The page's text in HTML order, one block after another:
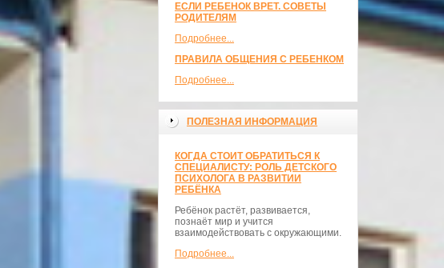
ЕСЛИ РЕБЕНОК ВРЕТ. СОВЕТЫ
РОДИТЕЛЯМ
Подробнее...
ПРАВИЛА ОБЩЕНИЯ С РЕБЕНКОМ
Подробнее...
ПОЛЕЗНАЯ ИНФОРМАЦИЯ
КОГДА СТОИТ ОБРАТИТЬСЯ К
СПЕЦИАЛИСТУ: РОЛЬ ДЕТСКОГО
ПСИХОЛОГА В РАЗВИТИИ
РЕБЁНКА
Ребёнок растёт, развивается,
познаёт мир и учится
взаимодействовать с окружающими.
Подробнее...